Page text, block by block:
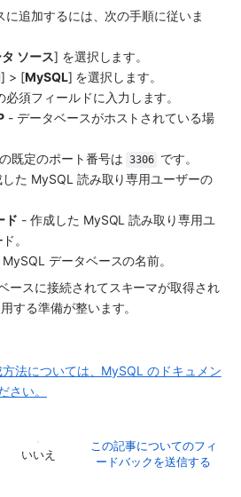
に追加するには、次の手順に従いま
ソース] を選択します。
] > [MySQL] を選択します。
須フィールドに入力します。
- データベースがホストされている場
既定のポート番号は 3306 です。
した MySQL 読み取り専用ユーザーの
ド - 作成した MySQL 読み取り専用ユ
。
データベースの名前。
ースに接続されてスキーマが取得され
する準備が整います。
法については、MySQL のドキュメン
さい。
いいえ
この記事についてのフィ
ードバックを送信する